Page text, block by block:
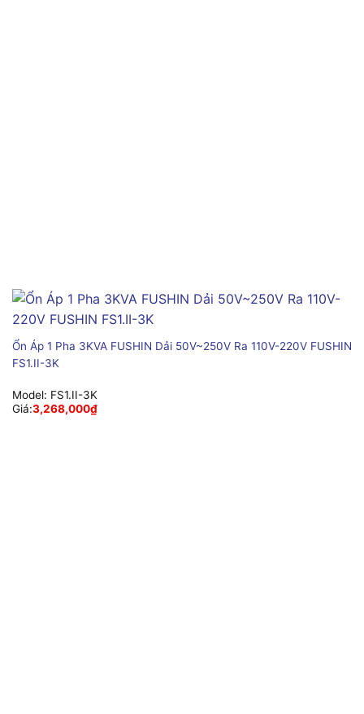
Ổn Áp 1 Pha 3KVA FUSHIN Dải 50V~250V Ra 110V-220V FUSHIN
FS1.II-3K
Model: FS1.II-3K
Giá:3,268,000₫